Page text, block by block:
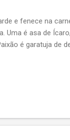
e fenece na
Uma é asa de
é garatuja de